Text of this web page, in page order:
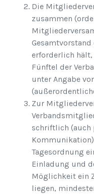
Die
zusammen
erforderlich hält,
Fünftel der
unter Angabe
Zur
schriftlich (auch
Tagesordnung
Einladung und
Möglichkeit ein
liegen,